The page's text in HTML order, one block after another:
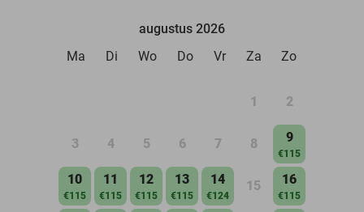
augustus 2026
Ma
Di Wo Do Vr Za Zo
1 2
3 4 5 6 7 8 9
€115
10
€115
11
€115
12
€115
13
€115
14
€124
15 16
€115